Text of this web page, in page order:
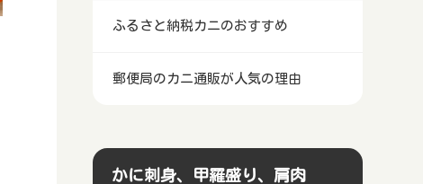
ふるさと納税カニのおすすめ
郵便局のカニ通販が人気の理由
かに刺身、甲羅盛り、肩肉